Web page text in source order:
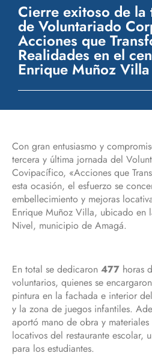
Cierre exitoso de la
de Voluntariado
Acciones que
Realidades en el
Enrique Muñoz Villa
Con gran entusiasmo y
tercera y última jornada del
Covipacífico, «Acciones que
esta ocasión, el esfuerzo se
embellecimiento y mejoras
Enrique Muñoz Villa, ubicado en
Nivel, municipio de Amagá.
En total se dedicaron 477 horas
voluntarios, quienes se
pintura en la fachada e interior
y la zona de juegos infantiles.
aportó mano de obra y
locativos del restaurante escolar,
para los estudiantes.